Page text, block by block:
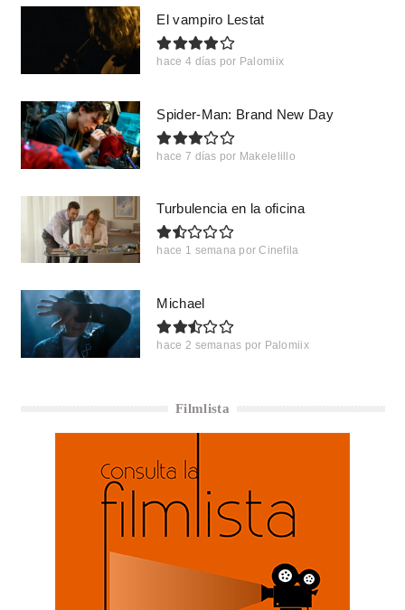
El vampiro Lestat
hace 4 días por Palomiix
Spider-Man: Brand New Day
hace 7 días por Makelelillo
Turbulencia en la oficina
hace 1 semana por Cinefila
Michael
hace 2 semanas por Palomiix
Filmlista